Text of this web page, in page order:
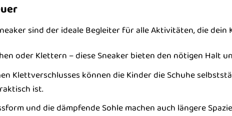
sind der ideale Begleiter für alle Aktivitäten, die dein
oder Klettern – diese Sneaker bieten den nötigen Halt
Klettverschlusses können die Kinder die Schuhe
ist.
und die dämpfende Sohle machen auch längere